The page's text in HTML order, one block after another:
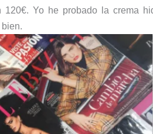
Yo he probado la crema